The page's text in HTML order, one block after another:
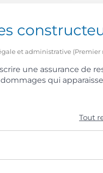
et administrative (Premier
une assurance de
qui
Tout